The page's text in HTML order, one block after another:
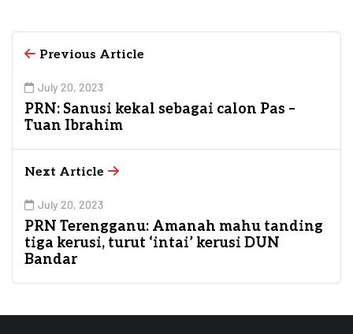
Previous Article
July 20, 2023
PRN: Sanusi kekal sebagai calon Pas –
Tuan Ibrahim
Next Article
July 20, 2023
PRN Terengganu: Amanah mahu tanding
tiga kerusi, turut ‘intai’ kerusi DUN
Bandar